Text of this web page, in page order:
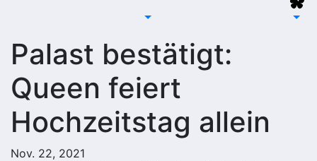
Palast bestätigt:
Queen feiert
Hochzeitstag allein
Nov. 22, 2021